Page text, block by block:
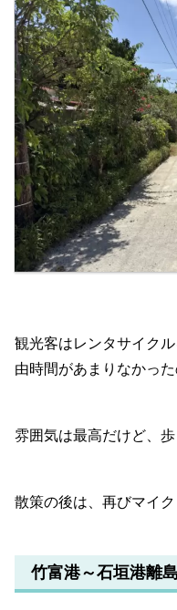
観光客はレンタサイク
由時間があまりなかった
雰囲気は最高だけど、
散策の後は、再びマイク
竹富港～石垣港離